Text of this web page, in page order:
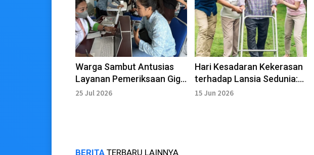
Warga Sambut Antusias
Layanan Pemeriksaan Gigi
Gratis Bersama TNI
25 Jul 2026
Hari Kesadaran Kekerasan
terhadap Lansia Sedunia:
Perlindungan Perlu
15 Jun 2026
BERITA TERBARU LAINNYA